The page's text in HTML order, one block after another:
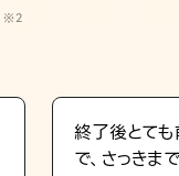
※2
終了後とて
で、さっき